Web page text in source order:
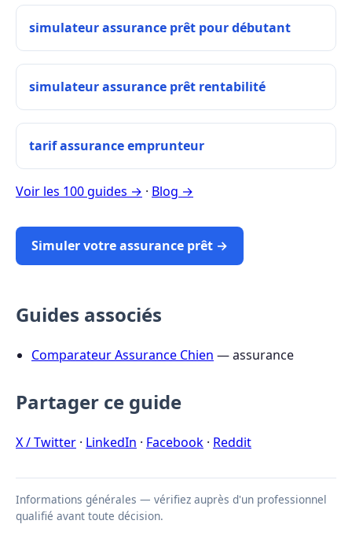
simulateur assurance prêt pour débutant
simulateur assurance prêt rentabilité
tarif assurance emprunteur
Voir les 100 guides → · Blog →
Simuler votre assurance prêt →
Guides associés
Comparateur Assurance Chien — assurance
Partager ce guide
X / Twitter · LinkedIn · Facebook · Reddit
Informations générales — vérifiez auprès d'un professionnel
qualifié avant toute décision.